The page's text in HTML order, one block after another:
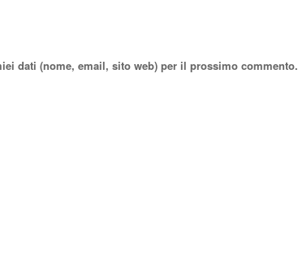
dati (nome, email, sito web) per il prossimo commento.